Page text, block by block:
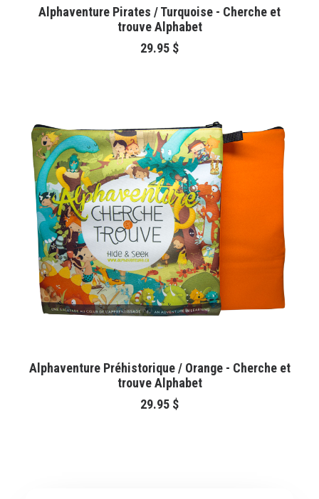
AJOUTER AU PANIER
Alphaventure Pirates / Turquoise - Cherche et
trouve Alphabet
29.95 $
AJOUTER AU PANIER
Alphaventure Préhistorique / Orange - Cherche et
trouve Alphabet
29.95 $